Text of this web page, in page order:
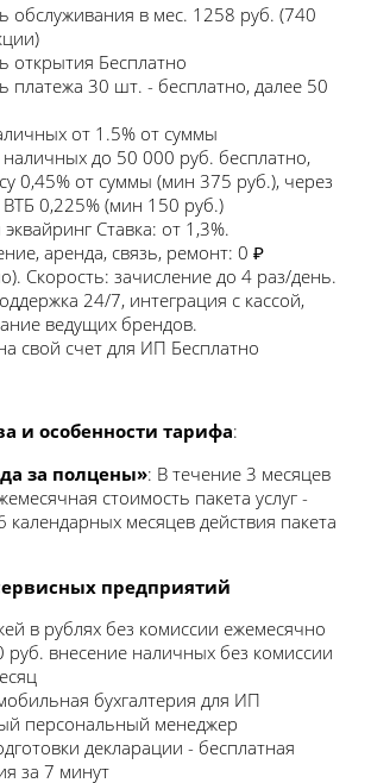
обслуживания в мес. 1258 руб. (740
открытия Бесплатно
платежа 30 шт. - бесплатно, далее 50
от 1.5% от суммы
наличных до 50 000 руб. бесплатно,
0,45% от суммы (мин 375 руб.), через
0,225% (мин 150 руб.)
Ставка: от 1,3%.
аренда, связь, ремонт: 0 ₽
Скорость: зачисление до 4 раз/день.
24/7, интеграция с кассой,
ведущих брендов.
свой счет для ИП Бесплатно
и особенности тарифа:
за полцены»: В течение 3 месяцев
стоимость пакета услуг -
календарных месяцев действия пакета
предприятий
в рублях без комиссии ежемесячно
внесение наличных без комиссии
бухгалтерия для ИП
персональный менеджер
декларации - бесплатная
за 7 минут